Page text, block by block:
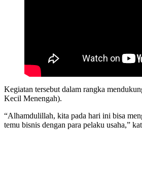
Kegiatan tersebut dalam rangka
Kecil Menengah).
“Alhamdulillah, kita pada hari ini bisa
temu bisnis dengan para pelaku usaha,”